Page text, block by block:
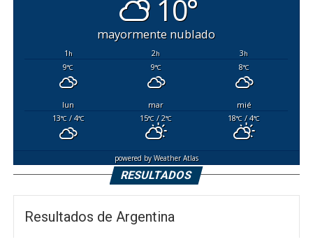
10°
mayormente nublado
1h 2h 3h
9°C 9°C 8°C
lun mar
mié
13°C/ 4°C 15°C / 2°C 18°C / 4°C
powered byWeather Atlas
RESULTADOS
Resultados de Argentina